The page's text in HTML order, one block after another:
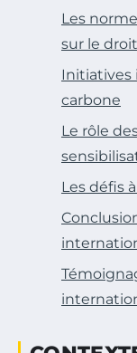
Les
sur le
Initiatives
carbone
Le rôle
Les défis